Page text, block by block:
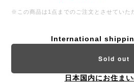
※この商品は1点までのご注文とさせていた
International
Sold out
日本国内にお住ま